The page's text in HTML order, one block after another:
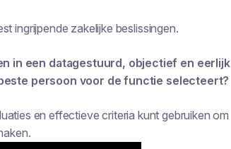
ingrijpende zakelijke beslissingen.
in een datagestuurd, objectief en eerlijk
persoon voor de functie selecteert?
en effectieve criteria kunt gebruiken om